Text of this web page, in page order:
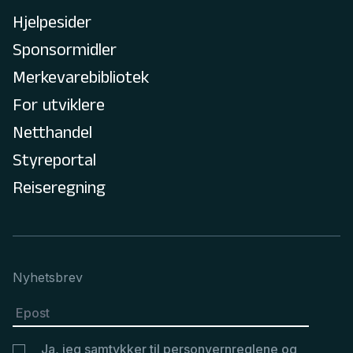
Hjelpesider
Sponsormidler
Merkevarebibliotek
For utviklere
Netthandel
Styreportal
Reiseregning
Nyhetsbrev
Ja, jeg samtykker til personvernreglene og